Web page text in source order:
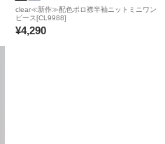
clear≪新作≫配色ポロ襟半袖ニットミニワン
ピース[CL9988]
¥4,290